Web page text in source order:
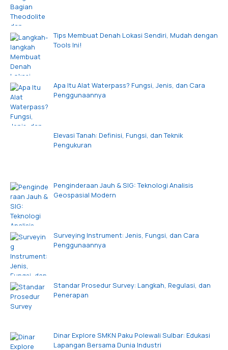
Tips Membuat Denah Lokasi Sendiri, Mudah dengan
Tools Ini!
Apa Itu Alat Waterpass? Fungsi, Jenis, dan Cara
Penggunaannya
Elevasi Tanah: Definisi, Fungsi, dan Teknik
Pengukuran
Penginderaan Jauh & SIG: Teknologi Analisis
Geospasial Modern
Surveying Instrument: Jenis, Fungsi, dan Cara
Penggunaannya
Standar Prosedur Survey: Langkah, Regulasi, dan
Penerapan
Dinar Explore SMKN Paku Polewali Sulbar: Edukasi
Lapangan Bersama Dunia Industri